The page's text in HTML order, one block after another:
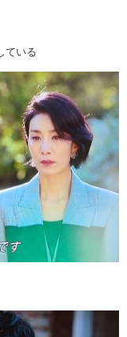
ている